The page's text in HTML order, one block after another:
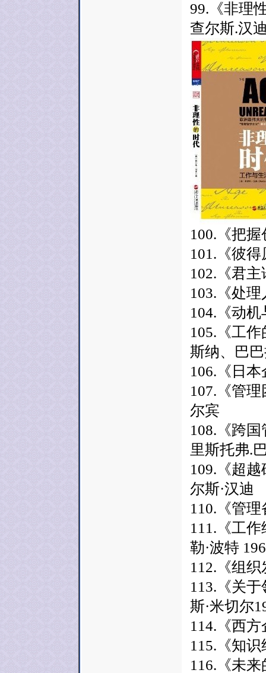
99.《非理
查尔斯.汉
100.《把
101.《彼
102.《君
103.《处
104.《动
105.《工
斯纳、巴
106.《日
107.《管
尔宾
108.《跨
里斯托弗.
109.《超
尔斯·汉迪
110.《管
111.《工
勒·波特
112.《组
113.《关
斯·米切尔
114.《西
115.《知
116.《未